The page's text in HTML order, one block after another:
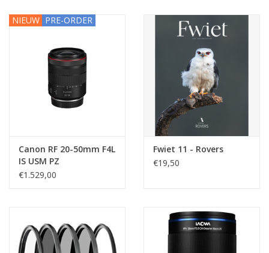
NIEUW PRE-ORDER
Canon RF 20-50mm F4L
IS USM PZ
€1.529,00
Fwiet 11 - Rovers
€19,50